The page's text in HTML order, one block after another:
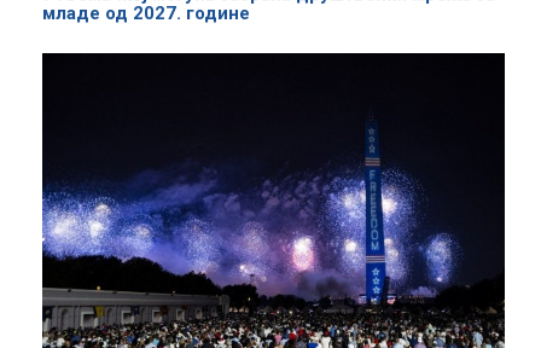
младе од 2027. године